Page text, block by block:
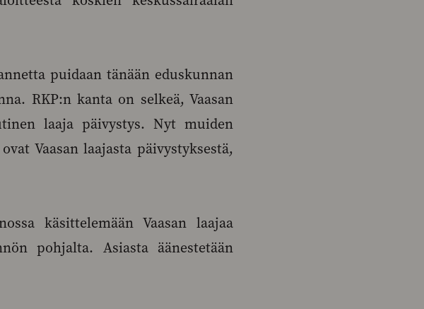
puidaan tänään eduskunnan
RKP:n kanta on selkeä, Vaasan
laaja päivystys. Nyt muiden
Vaasan laajasta päivystyksestä,
käsittelemään Vaasan laajaa
pohjalta. Asiasta äänestetään